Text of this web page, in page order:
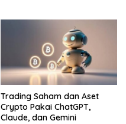
Trading Saham dan Aset
Crypto Pakai ChatGPT,
Claude, dan Gemini